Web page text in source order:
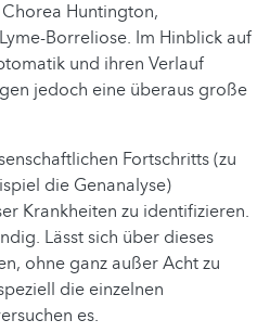
Huntington,
Borreliose. Im Hinblick auf
und ihren Verlauf
jedoch eine überaus große
Fortschritts (zu
die Genanalyse)
Krankheiten zu identifizieren.
Lässt sich über dieses
ohne ganz außer Acht zu
die einzelnen
es.